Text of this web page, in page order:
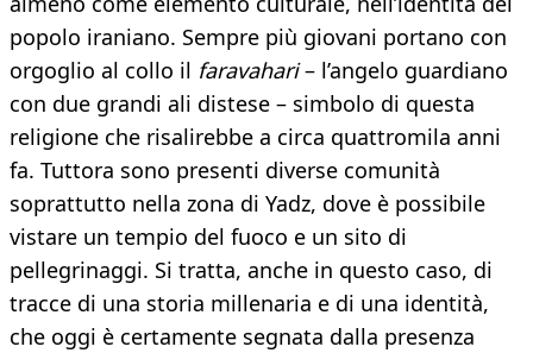
popolo iraniano. Sempre più giovani portano con
orgoglio al collo il faravahari– l’angelo guardiano
con due grandi ali distese – simbolo di questa
religione che risalirebbe a circa quattromila anni
fa. Tuttora sono presenti diverse comunità
soprattutto nella zona di Yadz, dove è possibile
vistare un tempio del fuoco e un sito di
pellegrinaggi. Si tratta, anche in questo caso, di
tracce di una storia millenaria e di una identità,
che oggi è certamente segnata dalla presenza